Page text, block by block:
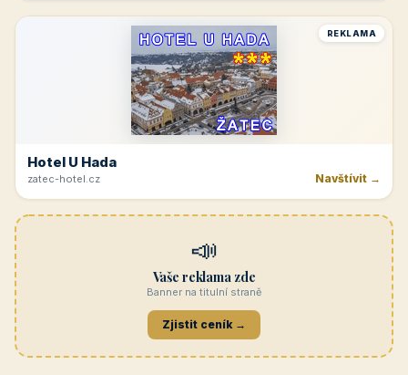
REKLAMA
Hotel U Hada
zatec-hotel.cz Navštívit →
📣
Vaše reklama zde
Banner na titulní straně
Zjistit ceník →